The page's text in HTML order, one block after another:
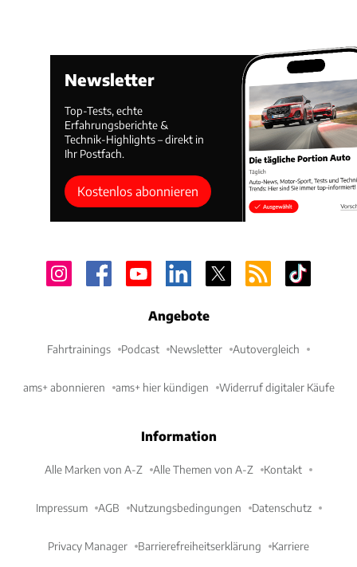
Newsletter
Top-Tests, echte
Erfahrungsberichte &
Technik-Highlights – direkt in
Ihr Postfach.
Kostenlos abonnieren
Angebote
Fahrtrainings Podcast Newsletter Autovergleich
ams+ abonnieren ams+ hier kündigen Widerruf digitaler Käufe
Information
Alle Marken von A-Z Alle Themen von A-Z Kontakt
Impressum AGB Nutzungsbedingungen Datenschutz
Privacy Manager Barrierefreiheitserklärung Karriere